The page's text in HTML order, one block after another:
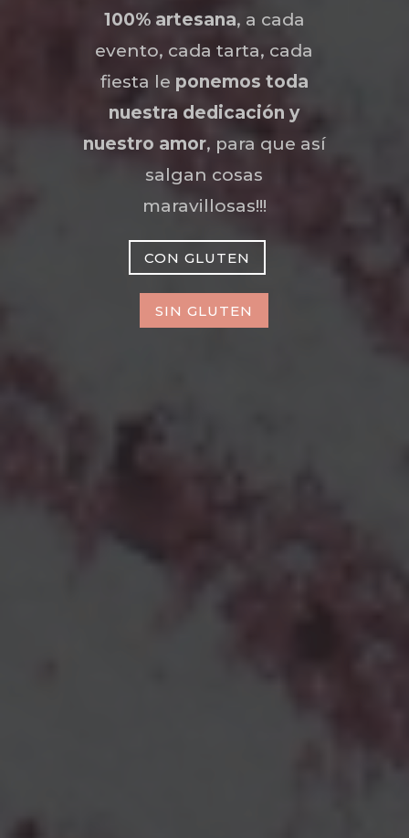
100% artesana, a cada
evento, cada tarta, cada
fiesta le ponemos toda
nuestra dedicación y
nuestro amor, para que así
salgan cosas
maravillosas!!!
CON GLUTEN
SIN GLUTEN